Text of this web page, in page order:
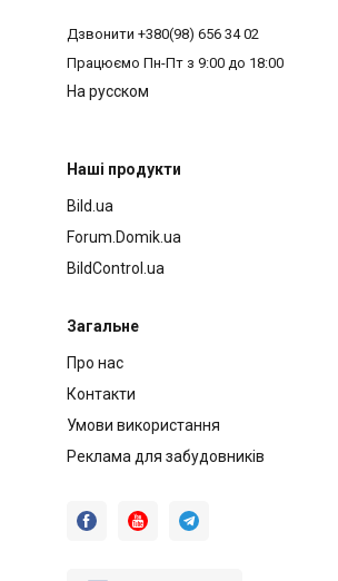
Дзвонити +380(98) 656 34 02
Працюємо Пн-Пт з 9:00 до 18:00
На русском
Наші продукти
Bild.ua
Forum.Domik.ua
BildControl.ua
Загальне
Про нас
Контакти
Умови використання
Реклама для забудовників
  